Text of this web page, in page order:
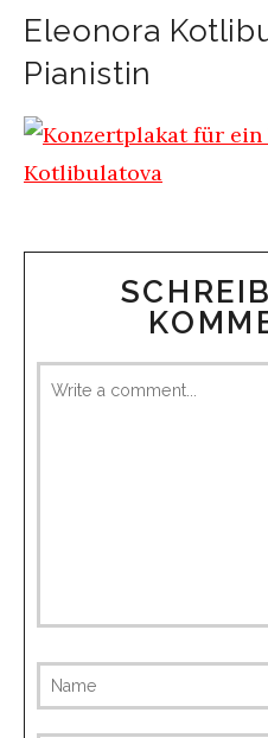
Eleonora
Pianistin